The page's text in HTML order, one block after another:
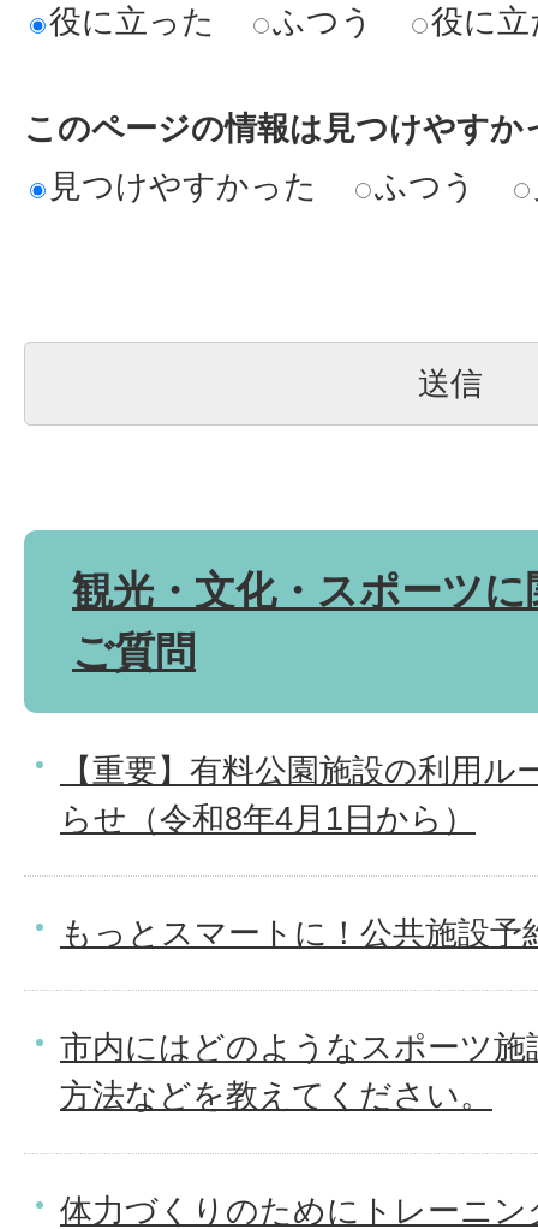
役に立った
ふつう 役に
このページの情報は見つけやすか
見つけやすかった
ふつう
観光・文化・スポーツ
ご質問
【重要】有料公園施設の利用
らせ（令和8年4月1日から）
もっとスマートに！公共施設予
市内にはどのようなスポーツ
方法などを教えてください。
体力づくりのためにトレーニ